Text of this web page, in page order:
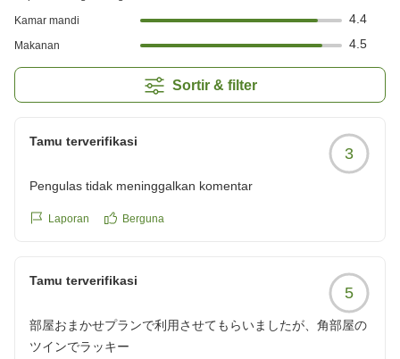
Kamar mandi 4.4
Makanan 4.5
Sortir & filter
Tamu terverifikasi
3
Pengulas tidak meninggalkan komentar
Laporan Berguna
Tamu terverifikasi
5
部屋おまかせプランで利用させてもらいましたが、角部屋の
ツインでラッキー